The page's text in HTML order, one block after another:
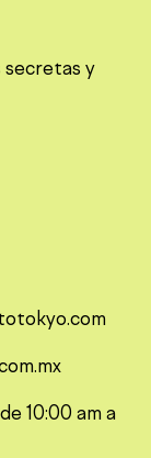
secretas y
10:00 am a